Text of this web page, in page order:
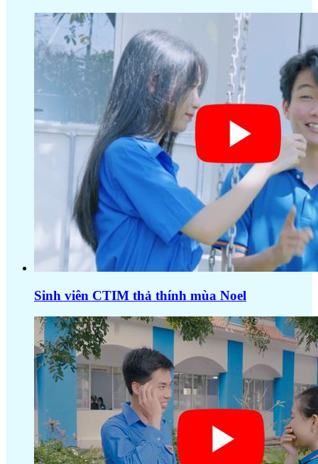
Sinh viên CTIM thả thính mùa Noel